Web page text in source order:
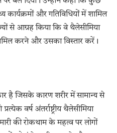
कार्यक्रमों और गतिविधियों में शामिल
से आग्रह किया कि वे थैलेसीमिया
करने और उसका विस्तार करें।
है जिसके कारण शरीर में सामान्य से
वर्ष अंतर्राष्ट्रीय थैलेसीमिया
की रोकथाम के महत्व पर लोगों